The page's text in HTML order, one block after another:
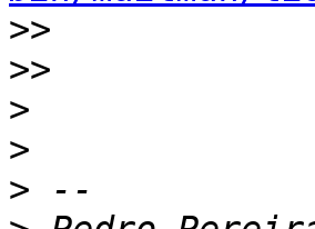
>>
>>
>
>
>